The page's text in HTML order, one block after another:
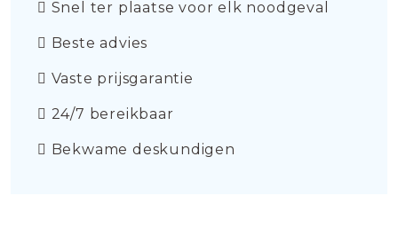
Snel ter plaatse voor elk noodgeval
Beste advies
Vaste prijsgarantie
24/7 bereikbaar
Bekwame deskundigen